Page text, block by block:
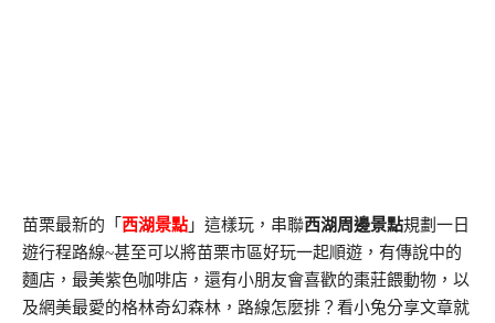
苗栗最新的「 西湖景點 」這樣玩，串聯西湖周邊景點規劃一日
遊行程路線~甚至可以將苗栗市區好玩一起順遊，有傳說中的
麵店，最美紫色咖啡店，還有小朋友會喜歡的棗莊餵動物，以
及網美最愛的格林奇幻森林，路線怎麼排？看小兔分享文章就